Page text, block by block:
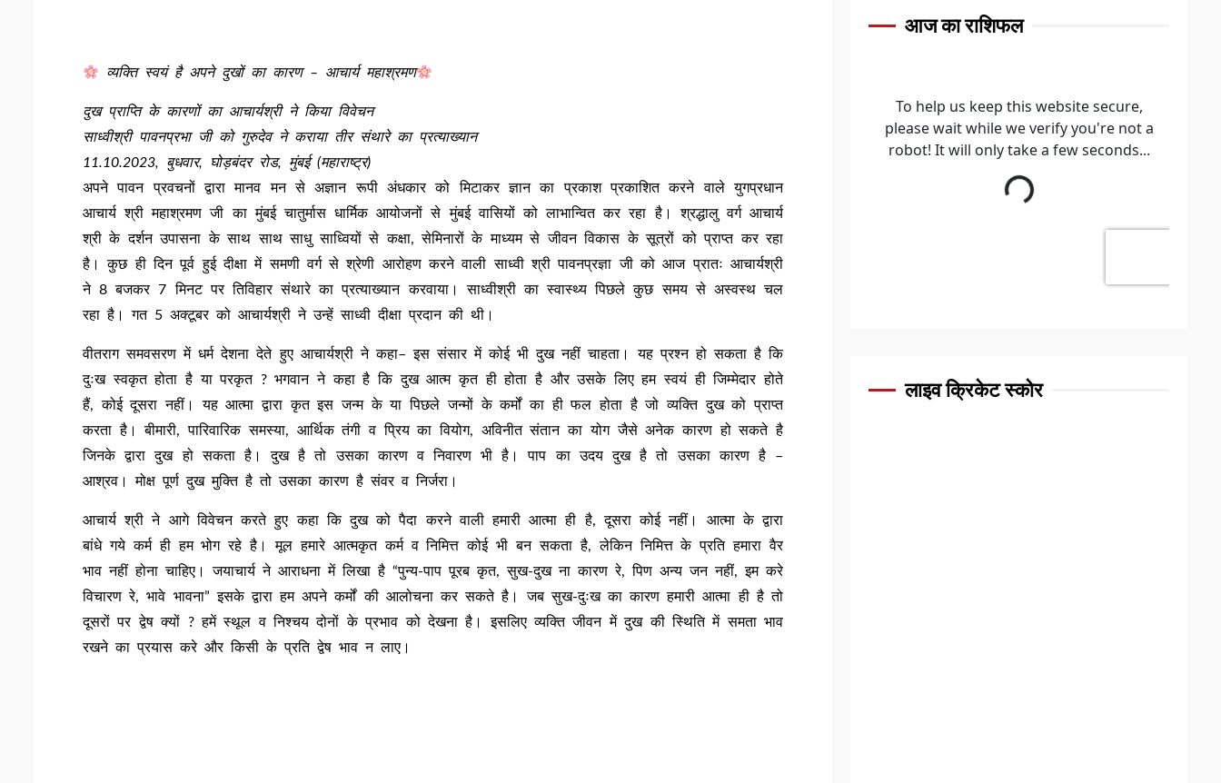
व्यक्ति स्वयं है अपने दुखों का कारण – आचार्य महाश्रमण
दुख प्राप्ति के कारणों का आचार्यश्री ने किया विवेचन
साध्वीश्री पावनप्रभा जी को गुरुदेव ने कराया तीर संथारे का प्रत्याख्यान
11.10.2023, बुधवार, घोड़बंदर रोड, मुंबई (महाराष्ट्र)
अपने पावन प्रवचनों द्वारा मानव मन से अज्ञान रूपी अंधकार को मिटाकर ज्ञान का प्रकाश प्रकाशित करने वाले युगप्रधान
आचार्य श्री महाश्रमण जी का मुंबई चातुर्मास धार्मिक आयोजनों से मुंबई वासियों को लाभान्वित कर रहा है। श्रद्धालु वर्ग आचार्य
श्री के दर्शन उपासना के साथ साथ साधु साध्वियों से कक्षा, सेमिनारों के माध्यम से जीवन विकास के सूत्रों को प्राप्त कर रहा
है। कुछ ही दिन पूर्व हुई दीक्षा में समणी वर्ग से श्रेणी आरोहण करने वाली साध्वी श्री पावनप्रज्ञा जी को आज प्रातः आचार्यश्री
ने 8 बजकर 7 मिनट पर तिविहार संथारे का प्रत्याख्यान करवाया। साध्वीश्री का स्वास्थ्य पिछले कुछ समय से अस्वस्थ चल
रहा है। गत 5 अक्टूबर को आचार्यश्री ने उन्हें साध्वी दीक्षा प्रदान की थी।
वीतराग समवसरण में धर्म देशना देते हुए आचार्यश्री ने कहा– इस संसार में कोई भी दुख नहीं चाहता। यह प्रश्न हो सकता है कि
दुःख स्वकृत होता है या परकृत ? भगवान ने कहा है कि दुख आत्म कृत ही होता है और उसके लिए हम स्वयं ही जिम्मेदार होते
हैं, कोई दूसरा नहीं। यह आत्मा द्वारा कृत इस जन्म के या पिछले जन्मों के कर्मों का ही फल होता है जो व्यक्ति दुख को प्राप्त
करता है। बीमारी, पारिवारिक समस्या, आर्थिक तंगी व प्रिय का वियोग, अविनीत संतान का योग जैसे अनेक कारण हो सकते है
जिनके द्वारा दुख हो सकता है। दुख है तो उसका कारण व निवारण भी है। पाप का उदय दुख है तो उसका कारण है –
आश्रव। मोक्ष पूर्ण दुख मुक्ति है तो उसका कारण है संवर व निर्जरा।
आचार्य श्री ने आगे विवेचन करते हुए कहा कि दुख को पैदा करने वाली हमारी आत्मा ही है, दूसरा कोई नहीं। आत्मा के द्वारा
बांधे गये कर्म ही हम भोग रहे है। मूल हमारे आत्मकृत कर्म व निमित्त कोई भी बन सकता है, लेकिन निमित्त के प्रति हमारा वैर
भाव नहीं होना चाहिए। जयाचार्य ने आराधना में लिखा है “पुन्य-पाप पूरब कृत, सुख-दुख ना कारण रे, पिण अन्य जन नहीं, इम करे
विचारण रे, भावे भावना” इसके द्वारा हम अपने कर्मों की आलोचना कर सकते है। जब सुख-दुःख का कारण हमारी आत्मा ही है तो
दूसरों पर द्वेष क्यों ? हमें स्थूल व निश्चय दोनों के प्रभाव को देखना है। इसलिए व्यक्ति जीवन में दुख की स्थिति में समता भाव
रखने का प्रयास करे और किसी के प्रति द्वेष भाव न लाए।
आज का राशिफल
लाइव क्रिकेट स्कोर